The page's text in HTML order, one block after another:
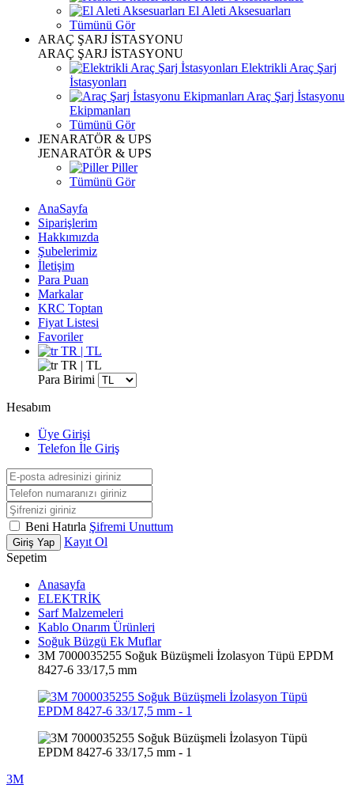
El Aleti Aksesuarları
Tümünü Gör
ARAÇ ŞARJ İSTASYONU
ARAÇ ŞARJ İSTASYONU
Elektrikli Araç Şarj
İstasyonları
Araç Şarj İstasyonu
Ekipmanları
Tümünü Gör
JENARATÖR & UPS
JENARATÖR & UPS
Piller
Tümünü Gör
AnaSayfa
Siparişlerim
Hakkımızda
Şubelerimiz
İletişim
Para Puan
Markalar
KRC Toptan
Fiyat Listesi
Favoriler
TR | TL
TR | TL
Para Birimi
Hesabım
Üye Girişi
Telefon İle Giriş
Beni Hatırla Şifremi Unuttum
Giriş Yap
Kayıt Ol
Sepetim
Anasayfa
ELEKTRİK
Sarf Malzemeleri
Kablo Onarım Ürünleri
Soğuk Büzgü Ek Muflar
3M 7000035255 Soğuk Büzüşmeli İzolasyon Tüpü EPDM
8427-6 33/17,5 mm
3M